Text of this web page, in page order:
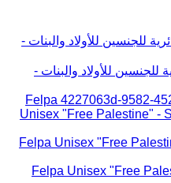
للأولاد والبنات -
Felpa
Unisex "Free Palestine" -
Felpa Unisex "Free